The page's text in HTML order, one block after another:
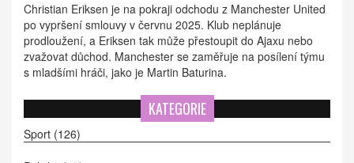
Christian Eriksen je na pokraji odchodu z Manchester United
po vypršení smlouvy v červnu 2025. Klub neplánuje
prodloužení, a Eriksen tak může přestoupit do Ajaxu nebo
zvažovat důchod. Manchester se zaměřuje na posílení týmu
s mladšími hráči, jako je Martin Baturina.
KATEGORIE
Sport (126)